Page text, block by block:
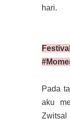
hari.
Pada
aku